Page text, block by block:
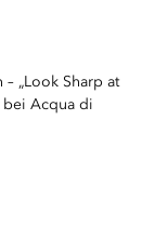
„Look Sharp at
bei Acqua di